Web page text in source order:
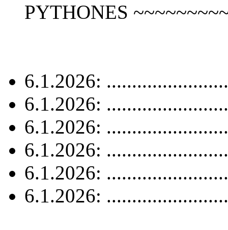
PYTHONES
6.1.2026:
6.1.2026:
6.1.2026:
6.1.2026:
6.1.2026:
6.1.2026: